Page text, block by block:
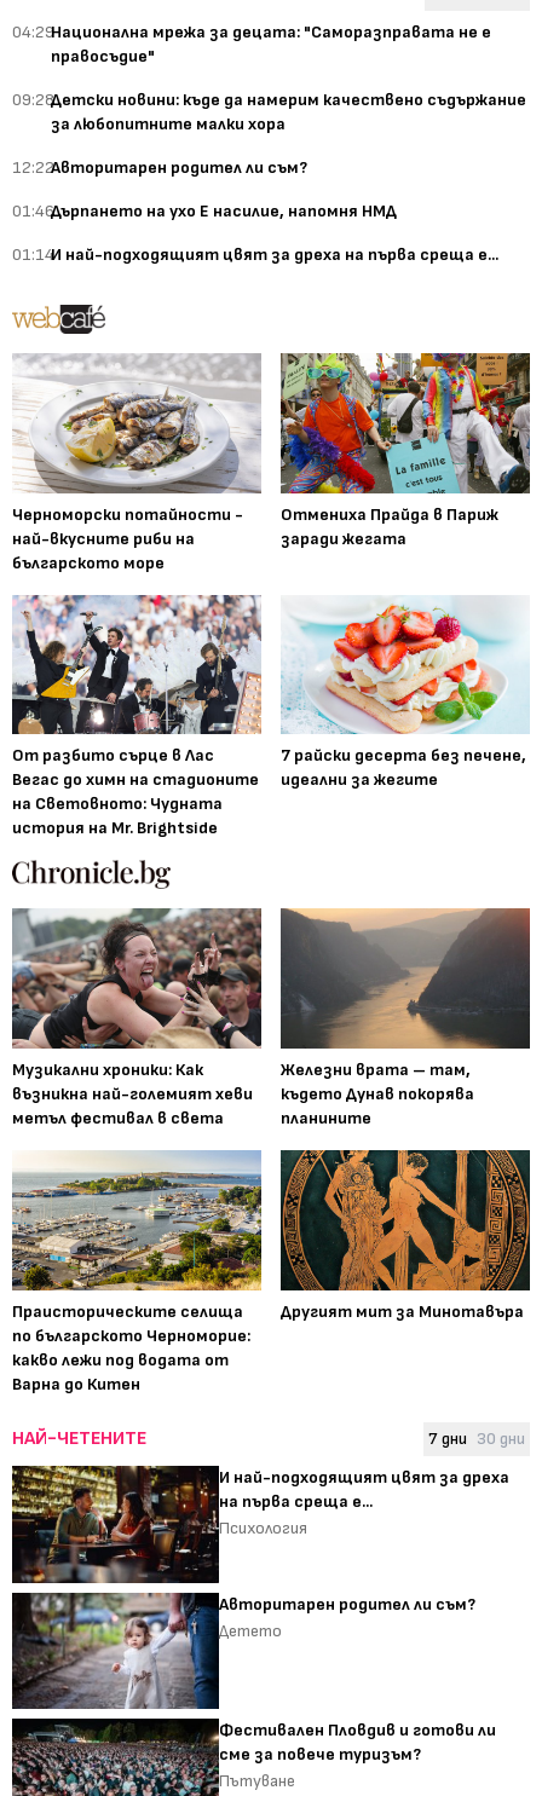
04:29Национална мрежа за децата: "Саморазправата не е
правосъдие"
09:28Детски новини: къде да намерим качествено съдържание
за любопитните малки хора
12:22Авторитарен родител ли съм?
01:46Дърпането на ухо Е насилие, напомня НМД
01:14И най-подходящият цвят за дреха на първа среща е...
Черноморски потайности -
най-вкусните риби на
българското море
Отмениха Прайда в Париж
заради жегата
От разбито сърце в Лас
Вегас до химн на стадионите
на Световното: Чудната
история на Mr. Brightside
7 райски десерта без печене,
идеални за жегите
Музикални хроники: Как
възникна най-големият хеви
метъл фестивал в света
Железни врата – там,
където Дунав покорява
планините
Праисторическите селища
по българското Черноморие:
какво лежи под водата от
Варна до Китен
Другият мит за Минотавъра
НАЙ-ЧЕТЕНИТЕ 7 дни 30 дни
И най-подходящият цвят за дреха
на първа среща е...
Психология
Авторитарен родител ли съм?
Детето
Фестивален Пловдив и готови ли
сме за повече туризъм?
Пътуване